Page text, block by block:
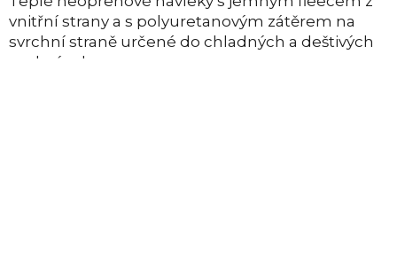
vnitřní strany a s polyuretanovým zátěrem na
svrchní straně určené do chladných a deštivých
podmínek.